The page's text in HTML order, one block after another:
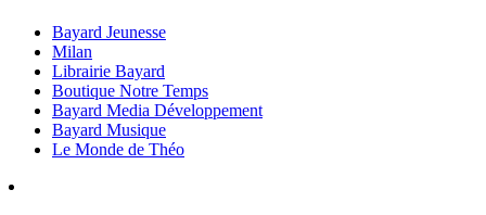
Bayard Jeunesse
Milan
Librairie Bayard
Boutique Notre Temps
Bayard Media Développement
Bayard Musique
Le Monde de Théo